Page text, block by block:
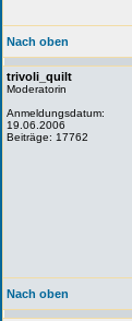
Nach oben
trivoli_quilt
Moderatorin
Anmeldungsdatum:
19.06.2006
Beiträge: 17762
Nach oben